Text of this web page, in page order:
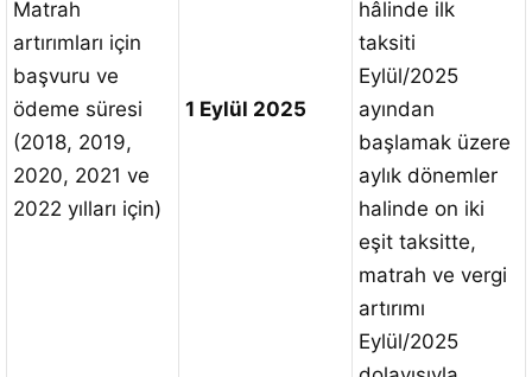
Matrah
artırımları için
başvuru ve
ödeme süresi
(2018, 2019,
2020, 2021 ve
2022 yılları için)
1 Eylül 2025
hâlinde ilk
taksiti
Eylül/2025
ayından
başlamak üzere
aylık dönemler
halinde on iki
eşit taksitte,
matrah ve vergi
artırımı
Eylül/2025